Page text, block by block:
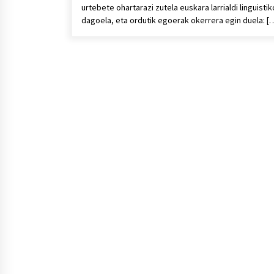
urtebete ohartarazi zutela euskara larrialdi
dagoela, eta ordutik egoerak okerrera egin duela: